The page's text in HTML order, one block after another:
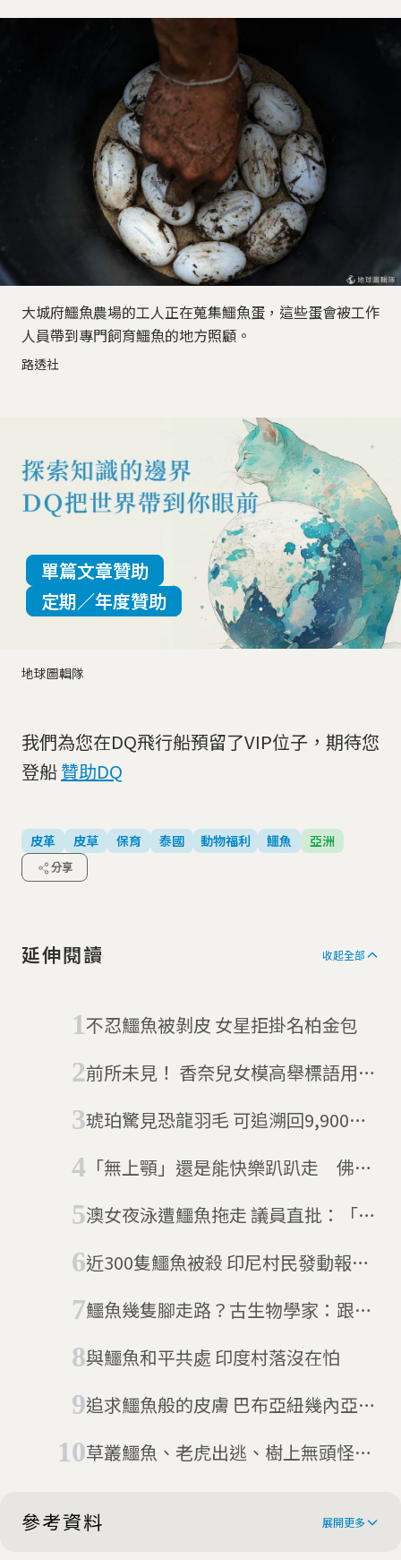
大城府鱷魚農場的工人正在蒐集鱷魚蛋，這些蛋會被工作
人員帶到專門飼育鱷魚的地方照顧。
路透社
地球圖輯隊
單篇文章贊助
定期／年度贊助
我們為您在DQ飛行船預留了VIP位子，期待您
登船贊助DQ
皮革 皮草 保育 泰國 動物福利 鱷魚 亞洲
分享
延伸閱讀 收起全部
不忍鱷魚被剝皮 女星拒掛名柏金包
前所未見！ 香奈兒女模高舉標語用示
琥珀驚見恐龍羽毛 可追溯回9,900萬
「無上顎」還是能快樂趴趴走 佛州
澳女夜泳遭鱷魚拖走 議員直批：「再
近300隻鱷魚被殺 印尼村民發動報復
鱷魚幾隻腳走路？古生物學家：跟你
與鱷魚和平共處 印度村落沒在怕
追求鱷魚般的皮膚 巴布亞紐幾內亞部
草叢鱷魚、老虎出逃、樹上無頭怪，
籮筐
參考資料 展開更多